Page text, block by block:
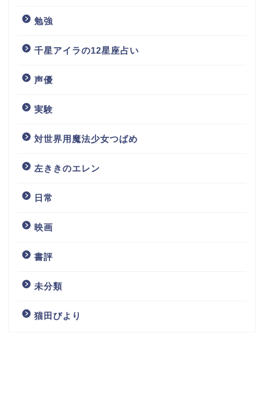
勉強
千星アイラの12星座占い
声優
実験
対世界用魔法少女つばめ
左ききのエレン
日常
映画
書評
未分類
猫田びより